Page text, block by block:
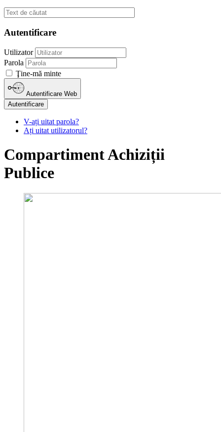
Autentificare
Utilizator
Parola
Ţine-mă minte
Autentificare Web
Autentificare
V-ați uitat parola?
Ați uitat utilizatorul?
Compartiment Achiziții
Publice